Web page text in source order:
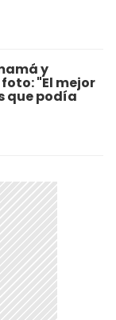
y
"El mejor
que podía